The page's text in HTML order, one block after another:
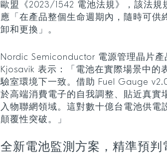
歐盟《2023/1542 電池法規》，該法規
應「在產品整個生命週期內，隨時可供
卸和更換」。
Nordic Semiconductor 電源管理晶片
Kjosavik 表示：「電池在實際場景中的
驗室環境下一致。借助 Fuel Gauge
於高端消費電子的自我調整、貼近真實
入物聯網領域。這對數十億台電池供電
顛覆性突破。」
全新電池監測方案，精準預判